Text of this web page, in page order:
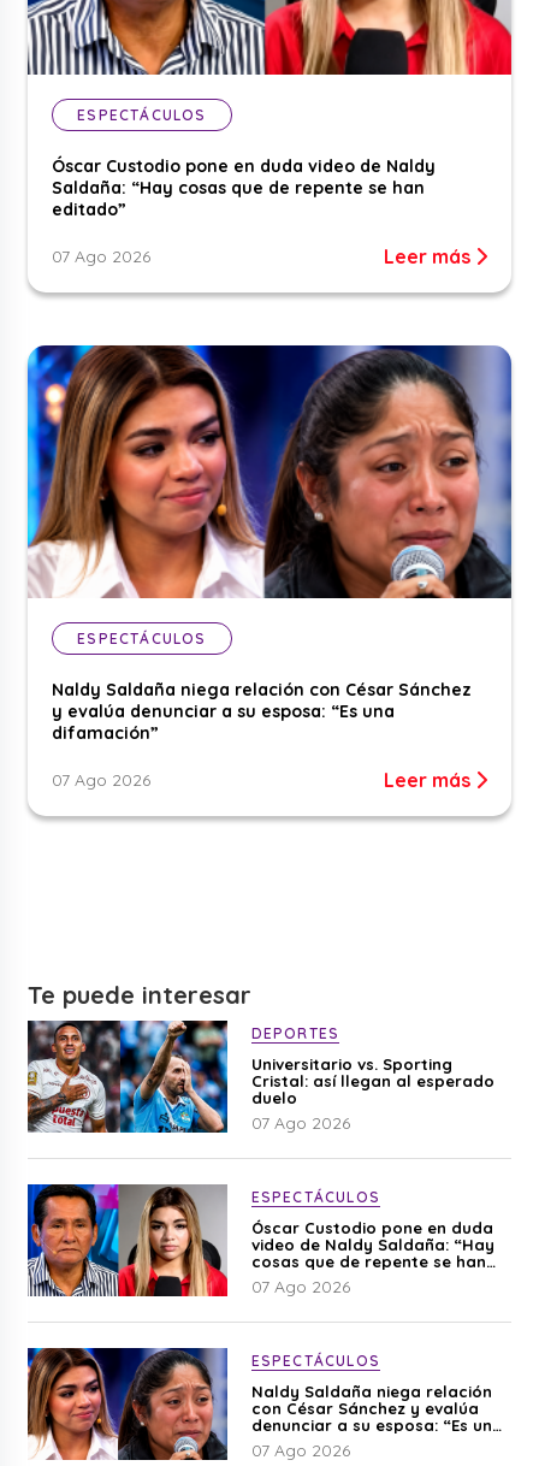
ESPECTÁCULOS
Óscar Custodio pone en duda video de Naldy
Saldaña: “Hay cosas que de repente se han
editado”
07 Ago 2026 Leer más
ESPECTÁCULOS
Naldy Saldaña niega relación con César Sánchez
y evalúa denunciar a su esposa: “Es una
difamación”
07 Ago 2026 Leer más
Te puede interesar
DEPORTES
Universitario vs. Sporting
Cristal: así llegan al esperado
duelo
07 Ago 2026
ESPECTÁCULOS
Óscar Custodio pone en duda
video de Naldy Saldaña: “Hay
cosas que de repente se han
editado”
07 Ago 2026
ESPECTÁCULOS
Naldy Saldaña niega relación
con César Sánchez y evalúa
denunciar a su esposa: “Es una
difamación”
07 Ago 2026